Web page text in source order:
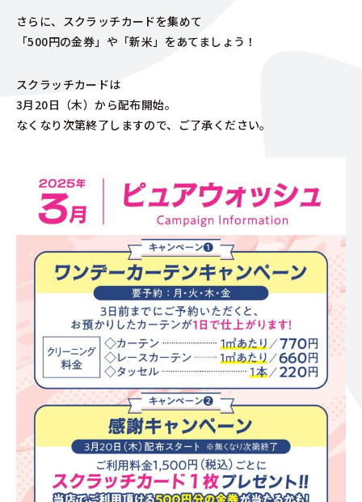
さらに、スクラッチカードを集めて
「500円の金券」や「新米」をあてましょう！
スクラッチカードは
3月20日（木）から配布開始。
なくなり次第終了しますので、ご了承ください。